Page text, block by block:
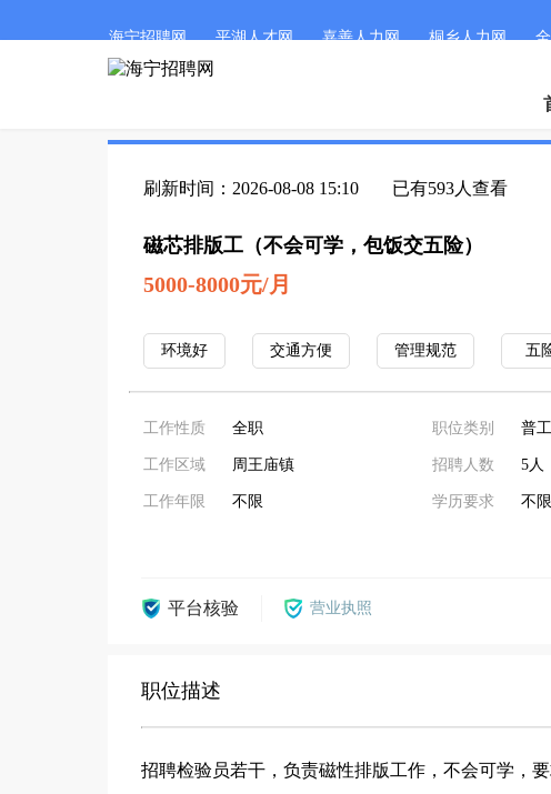
海宁招聘网 平湖人才网 嘉善人力网 桐乡人力网
刷新时间：2026-08-08 15:10 已有593人查看
磁芯排版工（不会可学，包饭交五险）
5000-8000元/月
环境好 交通方便 管理规范 五
工作性质 全职
工作区域 周王庙镇
工作年限 不限
职位类别 普
招聘人数 5人
学历要求 不限
平台核验 营业执照
职位描述
招聘检验员若干，负责磁性排版工作，不会可学，